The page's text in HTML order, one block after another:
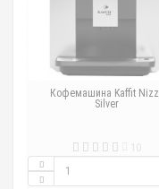
Кофемашина Kaffit
Silver